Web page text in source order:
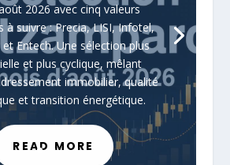
2026 avec cinq valeurs
à suivre : Precia, LISI, Infotel,
Entech. Une sélection plus
et plus cyclique, mêlant
immobilier, qualité
et transition énergétique.
READ MORE